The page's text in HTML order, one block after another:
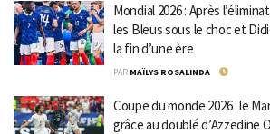
Mondial 2026 : Après
les Bleus sous le choc et
la fin d’une ère
PAR MAÏLYS ROSALINDA
Coupe du monde 2026 : le
grâce au doublé d’Azzedine